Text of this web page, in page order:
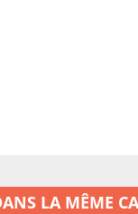
LA MÊME